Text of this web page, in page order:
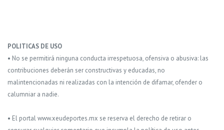
POLITICAS DE USO
• No se permitirá ninguna conducta irrespetuosa, ofensiva o abusiva: las
contribuciones deberán ser constructivas y educadas, no
malintencionadas ni realizadas con la intención de difamar, ofender o
calumniar a nadie.
• El portal www.xeudeportes.mx se reserva el derecho de retirar o